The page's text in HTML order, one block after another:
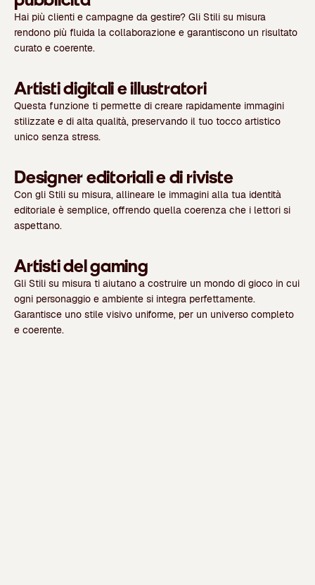
Hai più clienti e campagne da gestire? Gli Stili su misura
rendono più fluida la collaborazione e garantiscono un risultato
curato e coerente.
Artisti digitali e illustratori
Questa funzione ti permette di creare rapidamente immagini
stilizzate e di alta qualità, preservando il tuo tocco artistico
unico senza stress.
Designer editoriali e di riviste
Con gli Stili su misura, allineare le immagini alla tua identità
editoriale è semplice, offrendo quella coerenza che i lettori si
aspettano.
Artisti del gaming
Gli Stili su misura ti aiutano a costruire un mondo di gioco in cui
ogni personaggio e ambiente si integra perfettamente.
Garantisce uno stile visivo uniforme, per un universo completo
e coerente.